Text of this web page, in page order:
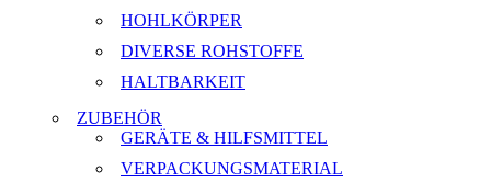
HOHLKÖRPER
DIVERSE ROHSTOFFE
HALTBARKEIT
ZUBEHÖR
GERÄTE & HILFSMITTEL
VERPACKUNGSMATERIAL